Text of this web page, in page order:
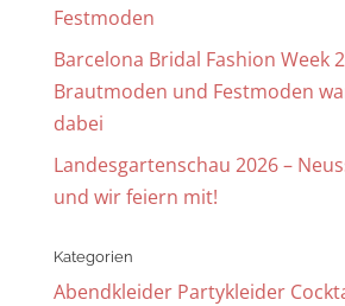
Festmoden
Barcelona Bridal Fashion Week
Brautmoden und Festmoden
dabei
Landesgartenschau 2026 –
und wir feiern mit!
Kategorien
Abendkleider Partykleider